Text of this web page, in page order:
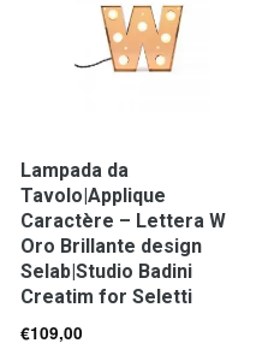
Lampada da
Tavolo|Applique
Caractère – Lettera W
Oro Brillante design
Selab|Studio Badini
Creatim for Seletti
€109,00